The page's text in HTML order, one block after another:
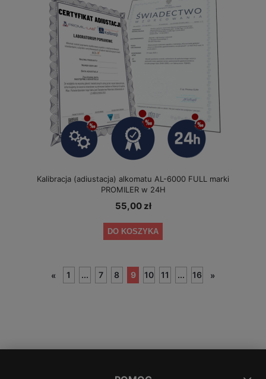
Kalibracja (adiustacja) alkomatu AL-6000 FULL marki
PROMILER w 24H
55,00 zł
DO KOSZYKA
« 1 ... 7 8 9 10 11 ... 16 »